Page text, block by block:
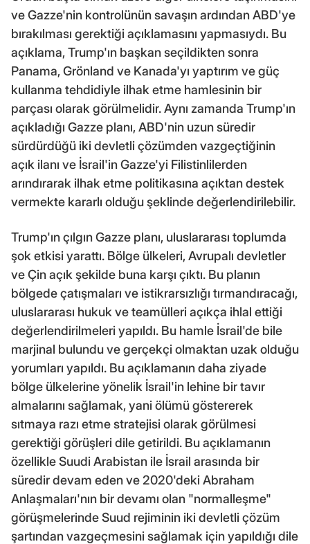
ve Gazze'nin kontrolünün savaşın ardından ABD'ye
bırakılması gerektiği açıklamasını yapmasıydı. Bu
açıklama, Trump'ın başkan seçildikten sonra
Panama, Grönland ve Kanada'yı yaptırım ve güç
kullanma tehdidiyle ilhak etme hamlesinin bir
parçası olarak görülmelidir. Aynı zamanda Trump'ın
açıkladığı Gazze planı, ABD'nin uzun süredir
sürdürdüğü iki devletli çözümden vazgeçtiğinin
açık ilanı ve İsrail'in Gazze'yi Filistinlilerden
arındırarak ilhak etme politikasına açıktan destek
vermekte kararlı olduğu şeklinde değerlendirilebilir.
Trump'ın çılgın Gazze planı, uluslararası toplumda
şok etkisi yarattı. Bölge ülkeleri, Avrupalı devletler
ve Çin açık şekilde buna karşı çıktı. Bu planın
bölgede çatışmaları ve istikrarsızlığı tırmandıracağı,
uluslararası hukuk ve teamülleri açıkça ihlal ettiği
değerlendirilmeleri yapıldı. Bu hamle İsrail'de bile
marjinal bulundu ve gerçekçi olmaktan uzak olduğu
yorumları yapıldı. Bu açıklamanın daha ziyade
bölge ülkelerine yönelik İsrail'in lehine bir tavır
almalarını sağlamak, yani ölümü göstererek
sıtmaya razı etme stratejisi olarak görülmesi
gerektiği görüşleri dile getirildi. Bu açıklamanın
özellikle Suudi Arabistan ile İsrail arasında bir
süredir devam eden ve 2020'deki Abraham
Anlaşmaları'nın bir devamı olan "normalleşme"
görüşmelerinde Suud rejiminin iki devletli çözüm
şartından vazgeçmesini sağlamak için yapıldığı dile